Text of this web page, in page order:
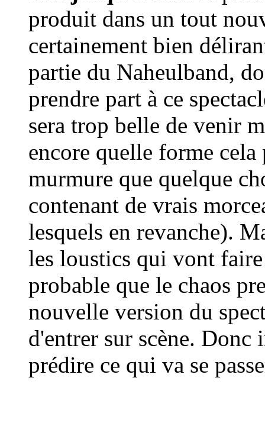
produit dans un tout
certainement bien
partie du Naheulband,
prendre part à ce
sera trop belle de venir
encore quelle forme
murmure que quelque
contenant de vrais
lesquels en revanche).
les loustics qui vont
probable que le chaos
nouvelle version du
d'entrer sur scène. Donc
prédire ce qui va se